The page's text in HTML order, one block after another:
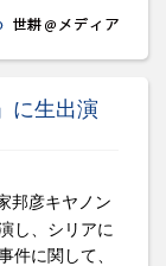
に生出演
邦彦キヤノン
し、 シリアに
件に関して、